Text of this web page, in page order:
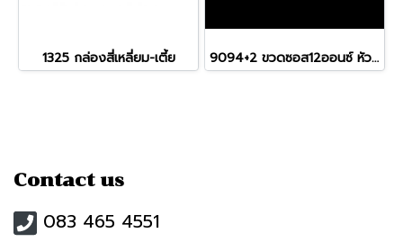
1325 กล่องสี่เหลี่ยม-เตี้ย 9094+2 ขวดซอส12ออนซ์ หัว 3 รู (340ml)
Contact us
083 465 4551